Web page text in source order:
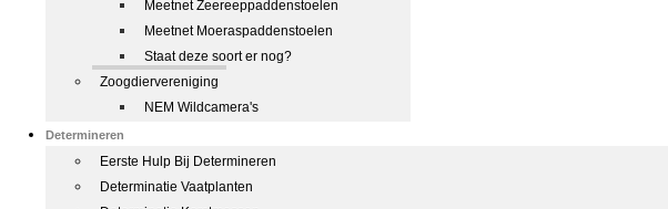
Meetnet Zeereeppaddenstoelen
Meetnet Moeraspaddenstoelen
Staat deze soort er nog?
Zoogdiervereniging
NEM Wildcamera's
Determineren
Eerste Hulp Bij Determineren
Determinatie Vaatplanten